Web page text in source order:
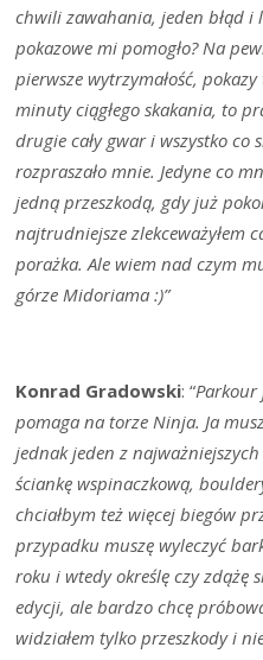
chwili zawahania, jeden błąd i
pokazowe mi pomogło? Na
pierwsze wytrzymałość,
minuty ciągłego skakania, to
drugie cały gwar i wszystko co
rozpraszało mnie. Jedyne co
jedną przeszkodą, gdy już
najtrudniejsze zlekceważyłem
porażka. Ale wiem nad czym
górze Midoriama :)”
Konrad Gradowski: “
pomaga na torze Ninja. Ja
jednak jeden z
ściankę wspinaczkową,
chciałbym też więcej biegów
przypadku muszę wyleczyć
roku i wtedy określę czy zdążę
edycji, ale bardzo chcę
widziałem tylko przeszkody i